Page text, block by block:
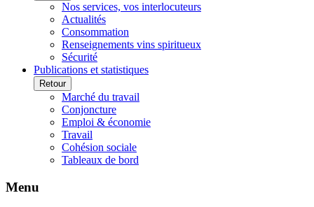
Nos services, vos interlocuteurs
Actualités
Consommation
Renseignements vins spiritueux
Sécurité
Publications et statistiques
Retour
Marché du travail
Conjoncture
Emploi & économie
Travail
Cohésion sociale
Tableaux de bord
Menu